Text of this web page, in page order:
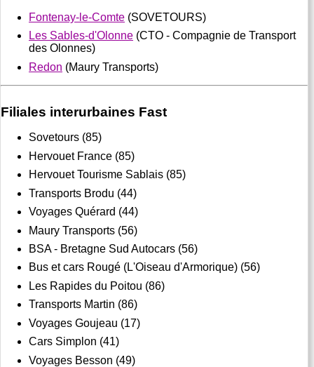
Fontenay-le-Comte (SOVETOURS)
Les Sables-d'Olonne (CTO - Compagnie de Transport
des Olonnes)
Redon (Maury Transports)
Filiales interurbaines Fast
Sovetours (85)
Hervouet France (85)
Hervouet Tourisme Sablais (85)
Transports Brodu (44)
Voyages Quérard (44)
Maury Transports (56)
BSA - Bretagne Sud Autocars (56)
Bus et cars Rougé (L'Oiseau d'Armorique) (56)
Les Rapides du Poitou (86)
Transports Martin (86)
Voyages Goujeau (17)
Cars Simplon (41)
Voyages Besson (49)